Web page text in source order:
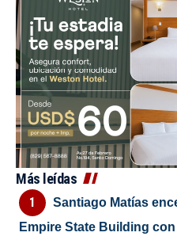
Más leídas
Santiago Matías
Empire State Building